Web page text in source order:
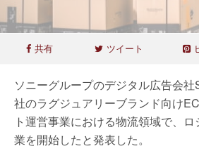
共有 ツイート
ソニーグループのデジタル広告会
社のラグジュアリーブランド向け
ト運営事業における物流領域で、
業を開始したと発表した。